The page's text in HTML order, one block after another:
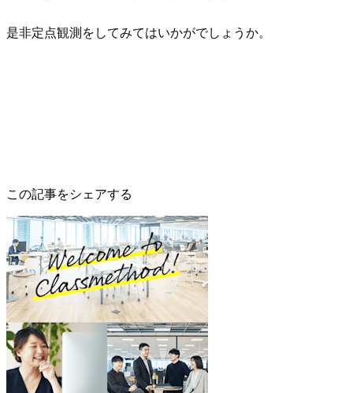
是非定点観測をしてみてはいかがでしょうか。
この記事をシェアする